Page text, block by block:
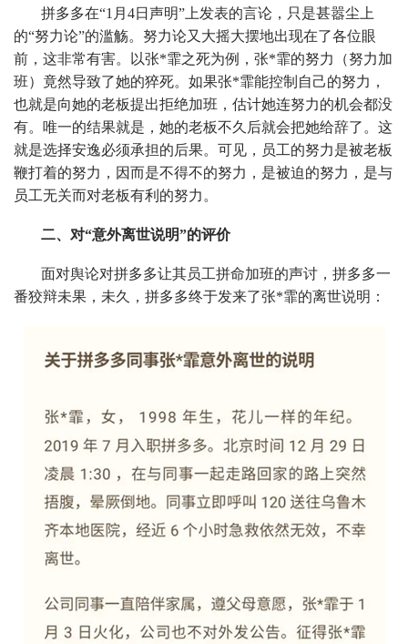
拼多多在“1月4日声明”上发表的言论，只是甚嚣尘上
的“努力论”的滥觞。努力论又大摇大摆地出现在了各位眼
前，这非常有害。以张*霏之死为例，张*霏的努力（努力加
班）竟然导致了她的猝死。如果张*霏能控制自己的努力，
也就是向她的老板提出拒绝加班，估计她连努力的机会都没
有。唯一的结果就是，她的老板不久后就会把她给辞了。这
就是选择安逸必须承担的后果。可见，员工的努力是被老板
鞭打着的努力，因而是不得不的努力，是被迫的努力，是与
员工无关而对老板有利的努力。
二、对“意外离世说明”的评价
面对舆论对拼多多让其员工拼命加班的声讨，拼多多一
番狡辩未果，未久，拼多多终于发来了张*霏的离世说明：